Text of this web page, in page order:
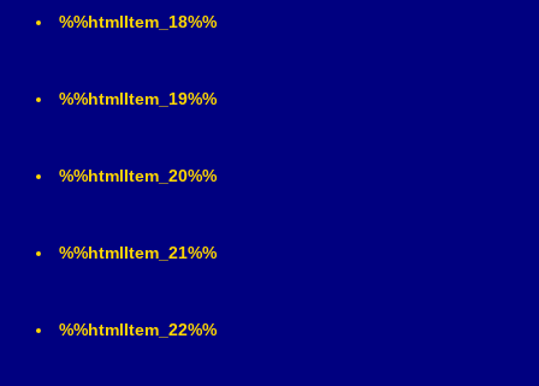
%%htmlItem_18%%
%%htmlItem_19%%
%%htmlItem_20%%
%%htmlItem_21%%
%%htmlItem_22%%